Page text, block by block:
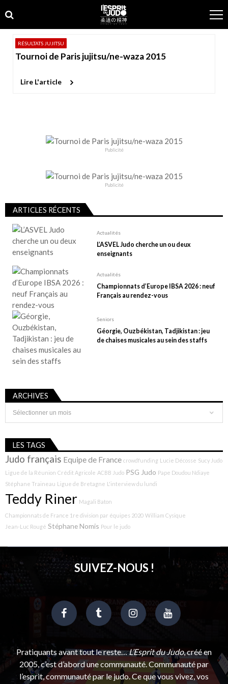
to
navigation
to
content
RÉSULTATS JUJITSU
Tournoi de Paris jujitsu/ne-waza 2015
Lire L'article
Publicité
Publicité
ARTICLES RÉCENTS
Actualités
L’ASVEL Judo cherche un ou deux
enseignants
Actualités
Championnats d’Europe IBSA 2026 : neuf
Français au rendez-vous
Seniors
Géorgie, Ouzbékistan, Tadjikistan : jeu
de chaises musicales au sein des staffs
ARCHIVES
Archives
LES TAGS
Judo français Equipe de France crowdfunding Lucie Décosse Sucy Judo
Ligue de la Réunion Crédit Agricole ACBB Judo PSG Judo Pape Doudou Ndiaye
Stéphane Traineau Ligue de Bretagne L'interview du lundi
Teddy Riner Magali Baton
Championnats de France 1re division par équipes 2020 William Cysique
Jean-Luc Rougé Stéphane Nomis Pour le judo
SUIVEZ-NOUS !
Pratiquants avant tout le reste…L’Esprit du Judo, créé en
2005, c’est d’abord une communauté. Communauté par
l’esprit, communauté par le judo. Ce que vous vivez, vos